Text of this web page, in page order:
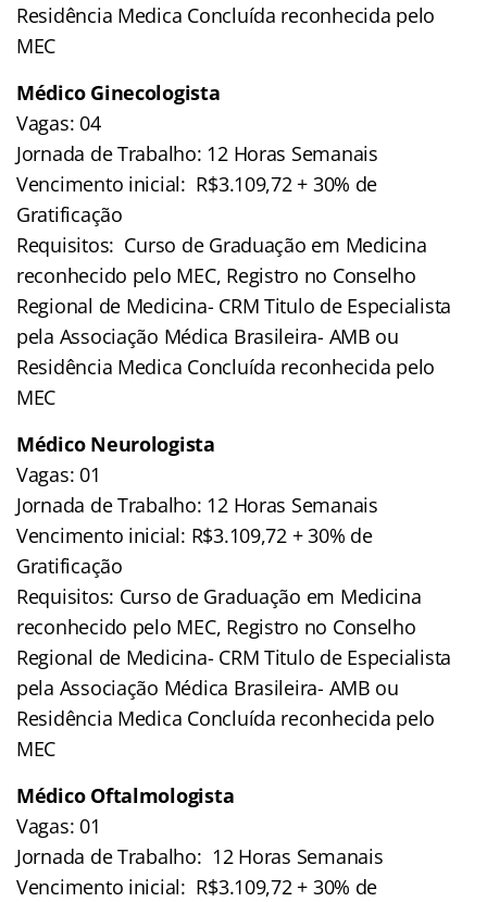
Residência Medica Concluída reconhecida pelo
MEC
Médico Ginecologista
Vagas: 04
Jornada de Trabalho: 12 Horas Semanais
Vencimento inicial: R$3.109,72 + 30% de
Gratificação
Requisitos: Curso de Graduação em Medicina
reconhecido pelo MEC, Registro no Conselho
Regional de Medicina- CRM Titulo de Especialista
pela Associação Médica Brasileira- AMB ou
Residência Medica Concluída reconhecida pelo
MEC
Médico Neurologista
Vagas: 01
Jornada de Trabalho: 12 Horas Semanais
Vencimento inicial: R$3.109,72 + 30% de
Gratificação
Requisitos: Curso de Graduação em Medicina
reconhecido pelo MEC, Registro no Conselho
Regional de Medicina- CRM Titulo de Especialista
pela Associação Médica Brasileira- AMB ou
Residência Medica Concluída reconhecida pelo
MEC
Médico Oftalmologista
Vagas: 01
Jornada de Trabalho: 12 Horas Semanais
Vencimento inicial: R$3.109,72 + 30% de